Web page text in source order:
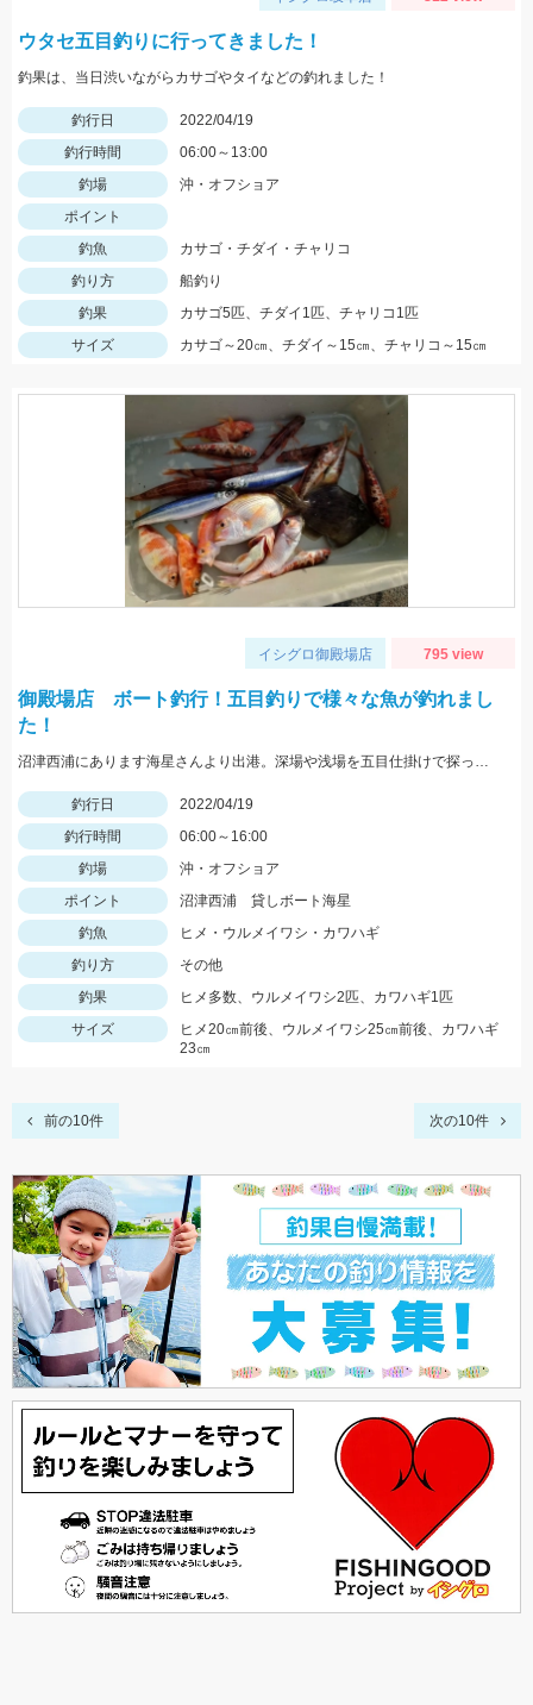
ウタセ五目釣りに行ってきました！
釣果は、当日渋いながらカサゴやタイなどの釣れました！
釣行日
2022/04/19
釣行時間
06:00～13:00
釣場
沖・オフショア
ポイント
釣魚
カサゴ・チダイ・チャリコ
釣り方
船釣り
釣果
カサゴ5匹、チダイ1匹、チャリコ1匹
サイズ
カサゴ～20㎝、チダイ～15㎝、チャリコ～15㎝
イシグロ御殿場店 795 view
御殿場店 ボート釣行！五目釣りで様々な魚が釣れまし
た！
沼津西浦にあります海星さんより出港。深場や浅場を五目仕掛けで探ってみました！ウルメイワシの回遊もありました！
釣行日
2022/04/19
釣行時間
06:00～16:00
釣場
沖・オフショア
ポイント
沼津西浦 貸しボート海星
釣魚
ヒメ・ウルメイワシ・カワハギ
釣り方
その他
釣果
ヒメ多数、ウルメイワシ2匹、カワハギ1匹
サイズ
ヒメ20㎝前後、ウルメイワシ25㎝前後、カワハギ
23㎝
前の10件 次の10件